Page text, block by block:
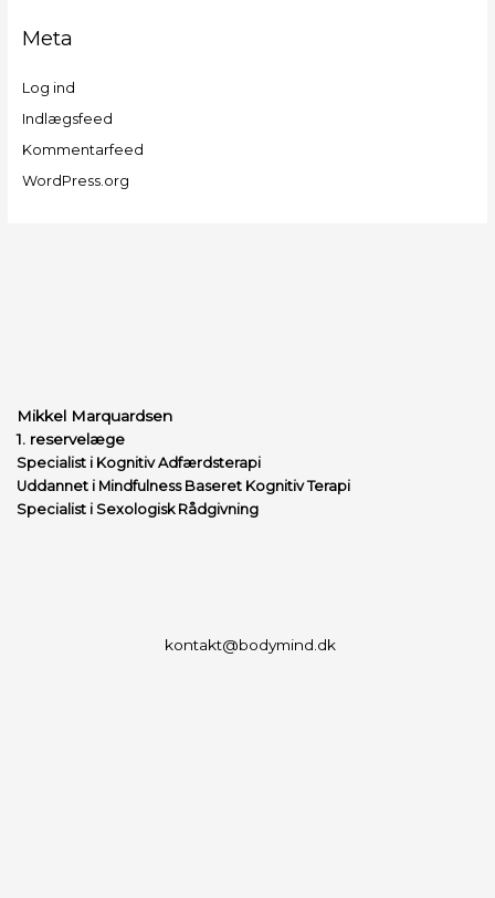
Meta
Log ind
Indlægsfeed
Kommentarfeed
WordPress.org
Mikkel Marquardsen
1. reservelæge
Specialist i Kognitiv Adfærdsterapi
Uddannet i Mindfulness Baseret Kognitiv Terapi
Specialist i Sexologisk Rådgivning
kontakt@bodymind.dk